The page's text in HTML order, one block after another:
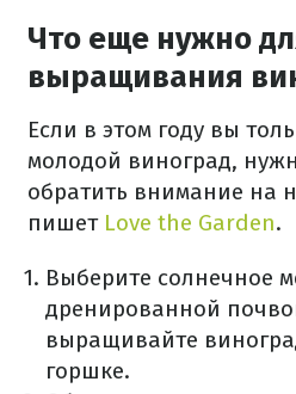
Что еще нужно
выращивания
Если в этом году вы
молодой виноград,
обратить внимание на
пишетLove the Garden.
Выберите солнечное
дренированной
выращивайте
горшке.